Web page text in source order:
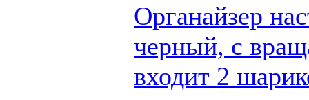
Органайзер
черный, с
входит 2